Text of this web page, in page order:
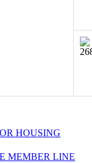
HOUSING
MEMBER LINE